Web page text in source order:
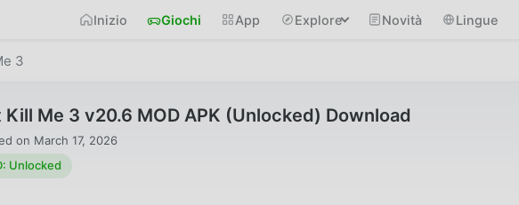
Inizio Giochi App Explore Novità Lingue
3
Kill Me 3 v20.6 MOD APK (Unlocked) Download
on March 17, 2026
Unlocked